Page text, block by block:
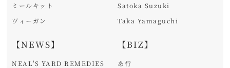
ミールキット
ヴィーガン
【NEWS】
NEAL'S YARD REMEDIES
Satoka Suzuki
Taka Yamaguchi
【BIZ】
あ行